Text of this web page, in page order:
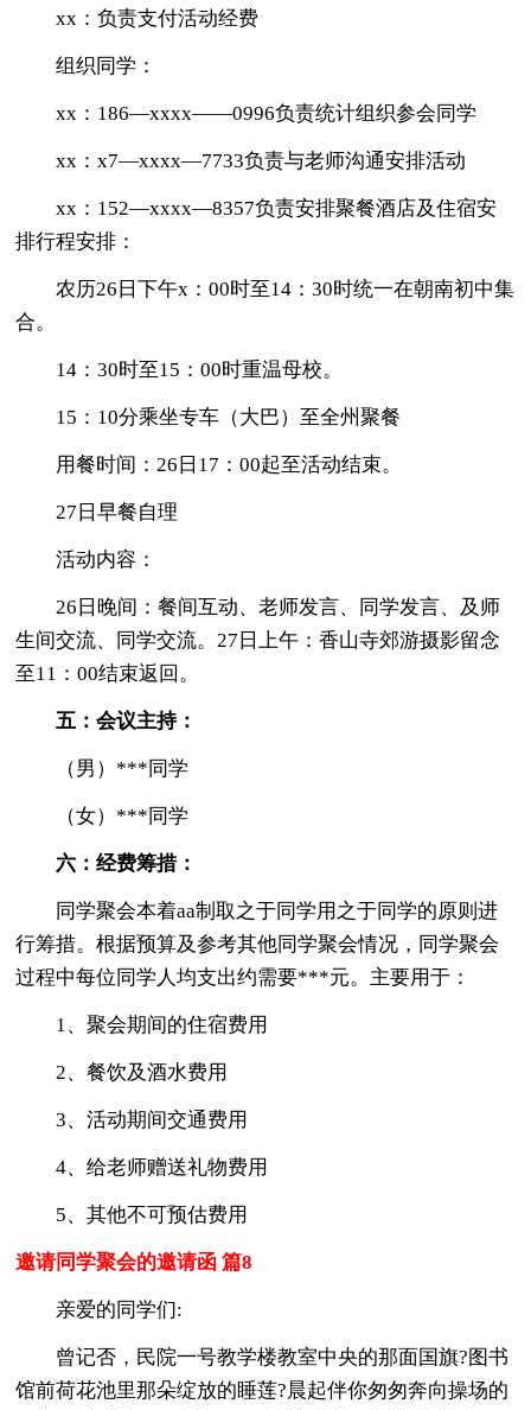
xx：负责支付活动经费
组织同学：
xx：186—xxxx——0996负责统计组织参会同学
xx：x7—xxxx—7733负责与老师沟通安排活动
xx：152—xxxx—8357负责安排聚餐酒店及住宿安
排行程安排：
农历26日下午x：00时至14：30时统一在朝南初中集
合。
14：30时至15：00时重温母校。
15：10分乘坐专车（大巴）至全州聚餐
用餐时间：26日17：00起至活动结束。
27日早餐自理
活动内容：
26日晚间：餐间互动、老师发言、同学发言、及师
生间交流、同学交流。27日上午：香山寺郊游摄影留念
至11：00结束返回。
五：会议主持：
（男）***同学
（女）***同学
六：经费筹措：
同学聚会本着aa制取之于同学用之于同学的原则进
行筹措。根据预算及参考其他同学聚会情况，同学聚会
过程中每位同学人均支出约需要***元。主要用于：
1、聚会期间的住宿费用
2、餐饮及酒水费用
3、活动期间交通费用
4、给老师赠送礼物费用
5、其他不可预估费用
邀请同学聚会的邀请函 篇8
亲爱的同学们:
曾记否，民院一号教学楼教室中央的那面国旗?图书
馆前荷花池里那朵绽放的睡莲?晨起伴你匆匆奔向操场的